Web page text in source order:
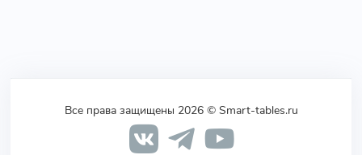
Все права защищены 2026 © Smart-tables.ru